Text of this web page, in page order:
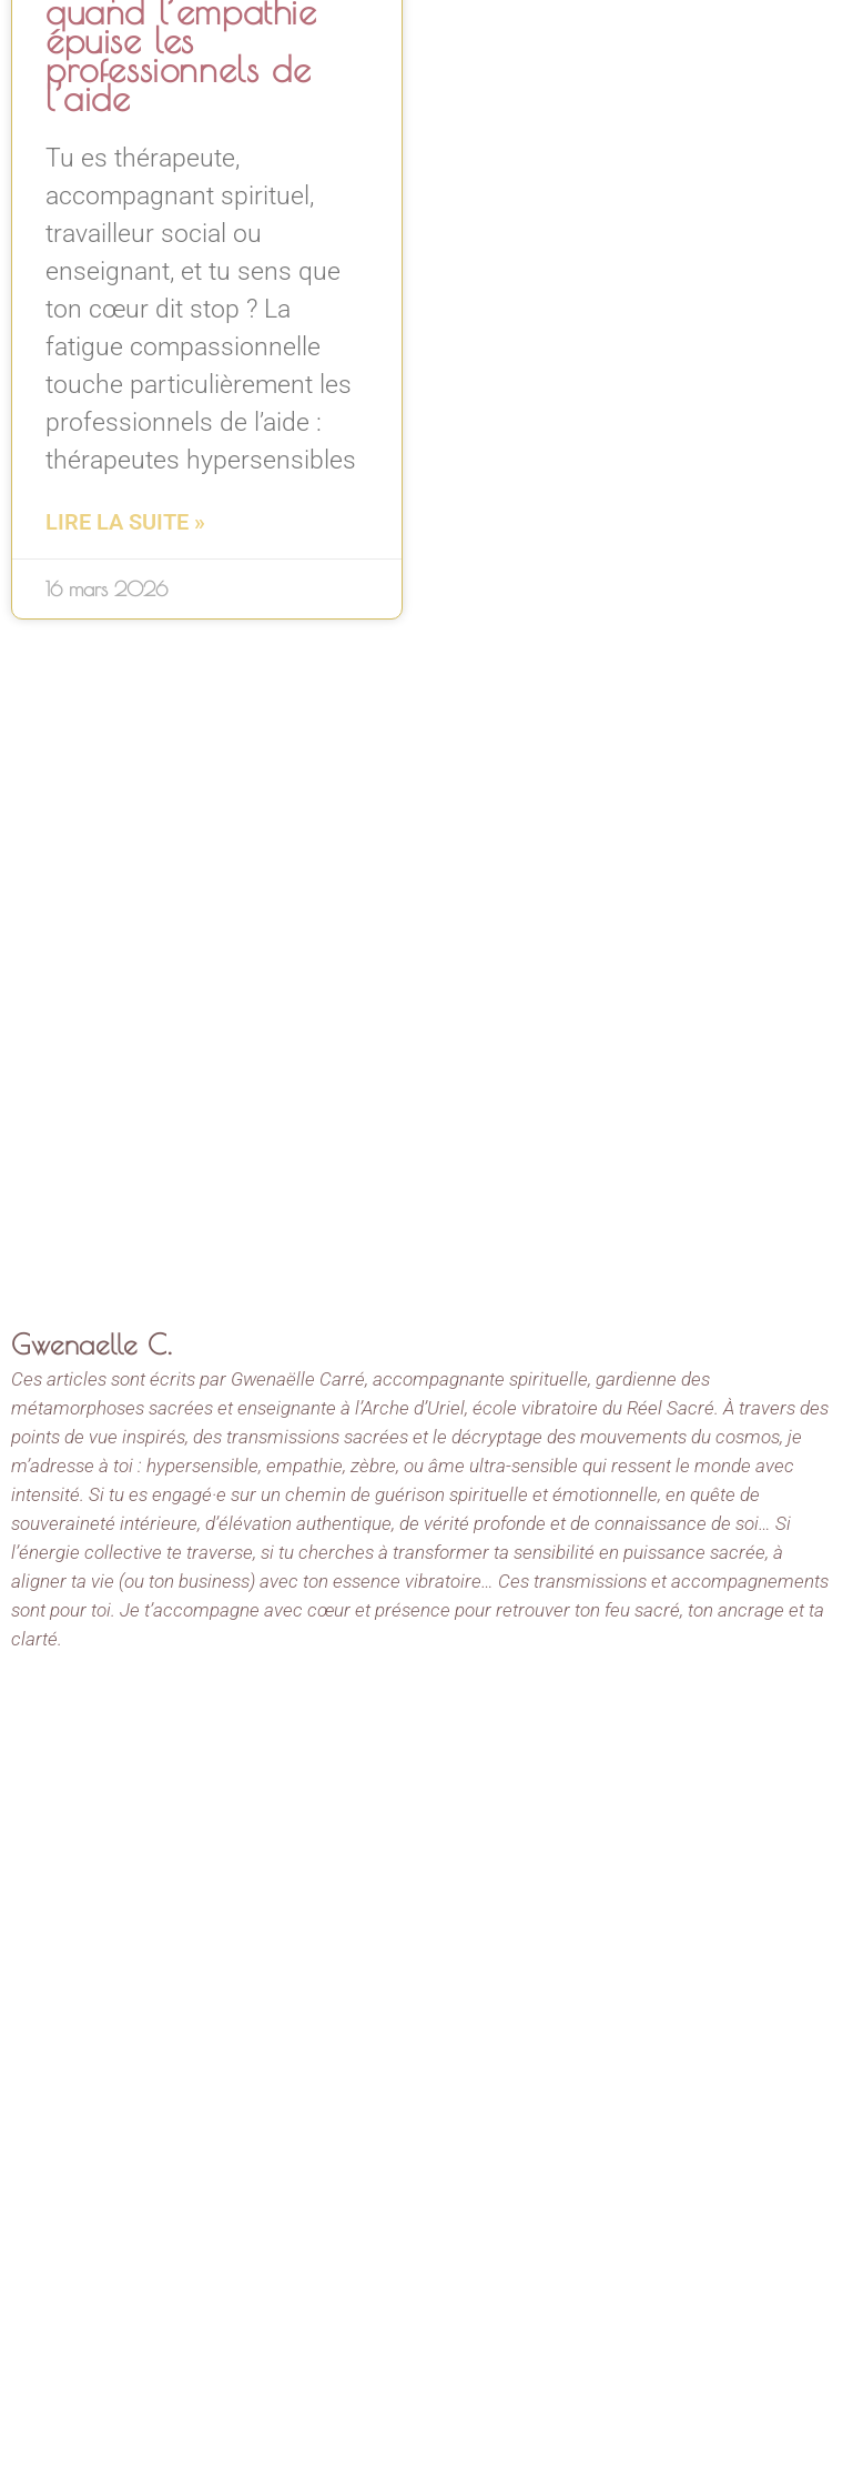
quand l’empathie
épuise les
professionnels de
l’aide
Tu es thérapeute,
accompagnant spirituel,
travailleur social ou
enseignant, et tu sens que
ton cœur dit stop ? La
fatigue compassionnelle
touche particulièrement les
professionnels de l’aide :
thérapeutes hypersensibles
LIRE LA SUITE »
16 mars 2026
Gwenaelle C.
Ces articles sont écrits par Gwenaëlle Carré, accompagnante spirituelle, gardienne des
métamorphoses sacrées et enseignante à l’Arche d’Uriel, école vibratoire du Réel Sacré. À travers des
points de vue inspirés, des transmissions sacrées et le décryptage des mouvements du cosmos, je
m’adresse à toi : hypersensible, empathie, zèbre, ou âme ultra-sensible qui ressent le monde avec
intensité. Si tu es engagé·e sur un chemin de guérison spirituelle et émotionnelle, en quête de
souveraineté intérieure, d’élévation authentique, de vérité profonde et de connaissance de soi… Si
l’énergie collective te traverse, si tu cherches à transformer ta sensibilité en puissance sacrée, à
aligner ta vie (ou ton business) avec ton essence vibratoire… Ces transmissions et accompagnements
sont pour toi. Je t’accompagne avec cœur et présence pour retrouver ton feu sacré, ton ancrage et ta
clarté.